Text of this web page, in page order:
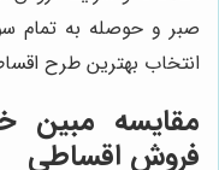
صبر و حوصله به تمام
انتخاب بهترین طرح
مقایسه مبین
فروش اقساطی